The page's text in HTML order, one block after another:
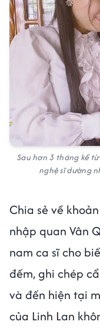
Sau hơn 3 tháng kể
nghệ sĩ dường
Chia sẻ về
nhập quan Vân
nam ca sĩ cho
đếm, ghi chép
và đến hiện tại
của Linh Lan